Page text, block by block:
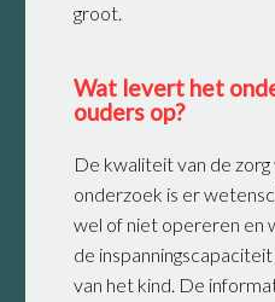
groot.
Wat levert het
ouders op?
De kwaliteit van de
onderzoek is er
wel of niet opereren en
de
van het kind. De